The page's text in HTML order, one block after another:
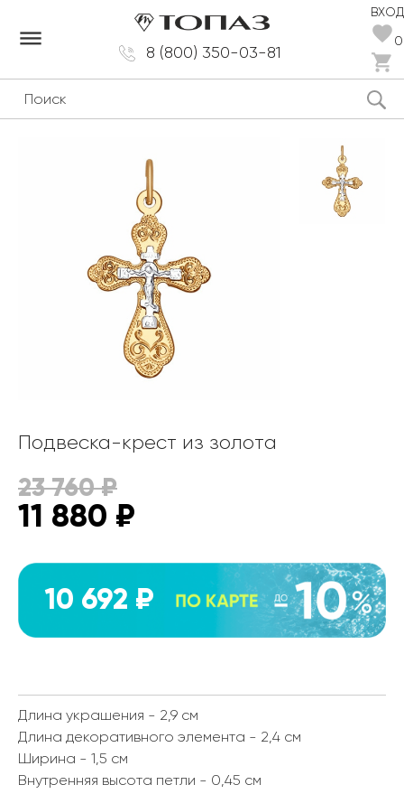
8 (800) 350-03-81
ВХОД
0
dehaze
Подвеска-крест из золота
23 760₽
11 880 ₽
10 692 ₽
Длина украшения - 2,9 см
Длина декоративного элемента - 2,4 см
Ширина - 1,5 см
Внутренняя высота петли - 0,45 см